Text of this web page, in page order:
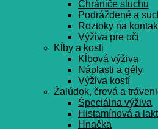
Chrániče sluchu
Podráždené a
Roztoky na
Výživa pre oči
Kĺby a kosti
Kĺbová výživa
Náplasti a gély
Výživa kostí
Žalúdok, črevá a
Špeciálna výživa
Histamínová a
Hnačka